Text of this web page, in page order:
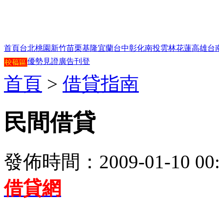
首頁台北桃園 新竹苗栗基隆宜蘭台中彰化南投雲林花蓮高雄台
優勢見證廣告刊登
首頁 > 借貸指南
民間借貸
發佈時間：2009-01-10
借貸網